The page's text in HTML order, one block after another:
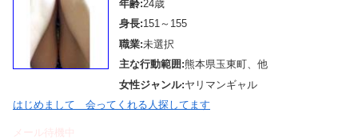
年齢:24歳
身長:151～155
職業:未選択
主な行動範囲:熊本県玉東町、他
女性ジャンル:ヤリマンギャル
はじめまして 会ってくれる人探してます
メール待機中